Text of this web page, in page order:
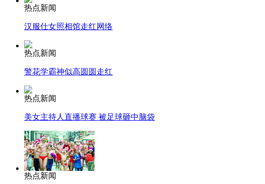
纽约上演“枕头大战”
热点新闻
汉服仕女照相馆走红网络
热点新闻
警花学霸神似高圆圆走红
热点新闻
美女主持人直播球赛 被足球砸中脑袋
热点新闻